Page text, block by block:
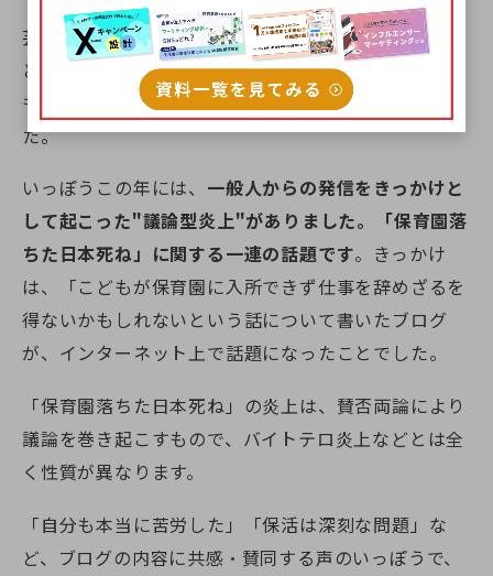
芸能人の不倫スキャンダルや、政治家の不適切発言な
どは、相変わらず注目を集める話題です。2016年に
も、多くの批判を集めるニュースが複数発生しまし
た。
いっぽうこの年には、 一般人からの発信をきっかけと
して起こった"議論型炎上"がありました。「保育園落
ちた日本死ね」に関する一連の話題です。きっかけ
は、「こどもが保育園に入所できず仕事を辞めざるを
得ないかもしれないという話について書いたブログ
が、インターネット上で話題になったことでした。
「保育園落ちた日本死ね」の炎上は、賛否両論により
議論を巻き起こすもので、バイトテロ炎上などとは全
く性質が異なります。
「自分も本当に苦労した」「保活は深刻な問題」な
ど、ブログの内容に共感・賛同する声のいっぽうで、